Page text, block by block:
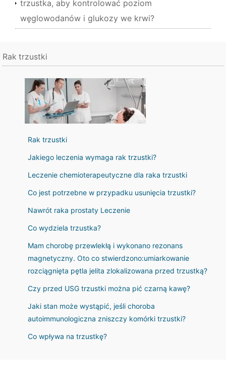
trzustka, aby kontrolować poziom
węglowodanów i glukozy we krwi?
Rak trzustki
Rak trzustki
Jakiego leczenia wymaga rak trzustki?
Leczenie chemioterapeutyczne dla raka trzustki
Co jest potrzebne w przypadku usunięcia trzustki?
Nawrót raka prostaty Leczenie
Co wydziela trzustka?
Mam chorobę przewlekłą i wykonano rezonans
magnetyczny. Oto co stwierdzono:umiarkowanie
rozciągnięta pętla jelita zlokalizowana przed trzustką?
Czy przed USG trzustki można pić czarną kawę?
Jaki stan może wystąpić, jeśli choroba
autoimmunologiczna zniszczy komórki trzustki?
Co wpływa na trzustkę?